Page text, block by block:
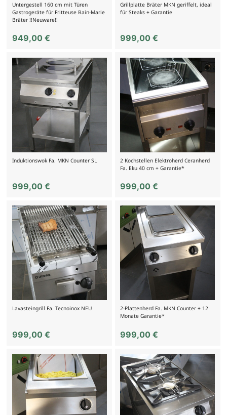
Untergestell 160 cm mit Türen
Gastrogeräte für Fritteuse Bain-Marie
Bräter !!Neuware!!
949,00 €
Grillplatte Bräter MKN geriffelt, ideal
für Steaks + Garantie
999,00€
Induktionswok Fa. MKN Counter SL
999,00 €
2 Kochstellen Elektroherd Ceranherd
Fa. Eku 40 cm + Garantie*
999,00€
Lavasteingrill Fa. Tecnoinox NEU
999,00 €
2-Plattenherd Fa. MKN Counter + 12
Monate Garantie*
999,00€